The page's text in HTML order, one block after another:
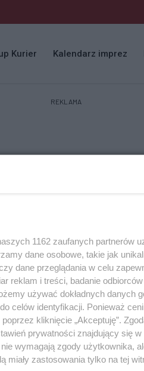
Kurier Kalendarz imprez
REKLAMA
1162 zaufanych partnerów
dane osobowe, takie jak
dane przeglądania w celu
reklam i treści, badanie
używać dokładnych danych
celów identyfikacji. Ponieważ
kliknięcie „Akceptuję”.
prywatności znajdujący się
wymagają zgody użytkownika,
miały zastosowania tylko na tej